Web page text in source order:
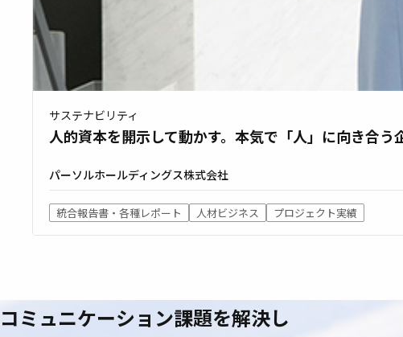
サステナビリティ
人的資本を開示して動かす。本気で「人」に向き合
パーソルホールディングス株式会社
統合報告書・各種レポート 人材ビジネス プロジェクト実績
コミュニケーション課題を解決し